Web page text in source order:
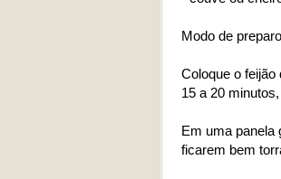
Modo de
Coloque o
15 a 20
Em uma panela
ficarem bem